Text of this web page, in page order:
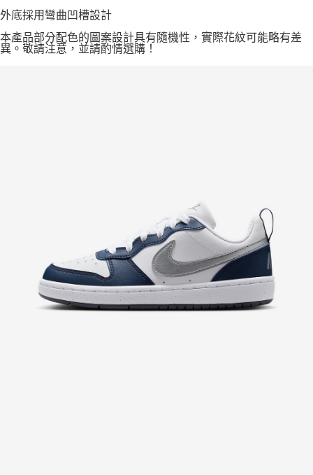
外底採用彎曲凹槽設計
本產品部分配色的圖案設計具有隨機性，實際花紋可能略有差
異。敬請注意，並請酌情選購！